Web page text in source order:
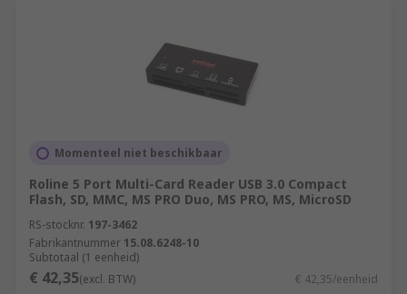
Momenteel niet beschikbaar
Roline 5 Port Multi-Card Reader USB 3.0 Compact
Flash, SD, MMC, MS PRO Duo, MS PRO, MS, MicroSD
RS-stocknr. 197-3462
Fabrikantnummer 15.08.6248-10
Subtotaal (1 eenheid)
€ 42,35(excl. BTW) € 42,35/eenheid